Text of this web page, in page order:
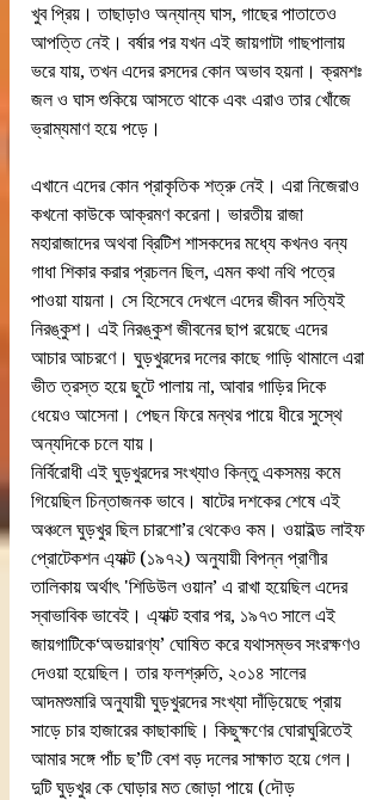
খুব প্রিয়। তাছাড়াও অন্যান্য ঘাস, গাছের পাতাতেও
আপত্তি নেই। বর্ষার পর যখন এই জায়গাটা গাছপালায়
ভরে যায়, তখন এদের রসদের কোন অভাব হয়না। ক্রমশঃ
জল ও ঘাস শুকিয়ে আসতে থাকে এবং এরাও তার খোঁজে
ভ্রাম্যমাণ হয়ে পড়ে।
এখানে এদের কোন প্রাকৃতিক শত্রু নেই। এরা নিজেরাও
কখনো কাউকে আক্রমণ করেনা। ভারতীয় রাজা
মহারাজাদের অথবা ব্রিটিশ শাসকদের মধ্যে কখনও বন্য
গাধা শিকার করার প্রচলন ছিল, এমন কথা নথি পত্রে
পাওয়া যায়না। সে হিসেবে দেখলে এদের জীবন সত্যিই
নিরঙ্কুশ। এই নিরঙ্কুশ জীবনের ছাপ রয়েছে এদের
আচার আচরণে। ঘুড়খুরদের দলের কাছে গাড়ি থামালে এরা
ভীত ত্রস্ত হয়ে ছুটে পালায় না, আবার গাড়ির দিকে
ধেয়েও আসেনা। পেছন ফিরে মন্থর পায়ে ধীরে সুস্থে
অন্যদিকে চলে যায়।
নির্বিরোধী এই ঘুড়খুরদের সংখ্যাও কিন্তু একসময় কমে
গিয়েছিল চিন্তাজনক ভাবে। ষাটের দশকের শেষে এই
অঞ্চলে ঘুড়খুর ছিল চারশো’র থেকেও কম। ওয়াইল্ড লাইফ
প্রোটেকশন এ্যাক্ট (১৯৭২) অনুযায়ী বিপন্ন প্রাণীর
তালিকায় অর্থাৎ 'শিডিউল ওয়ান’ এ রাখা হয়েছিল এদের
স্বাভাবিক ভাবেই। এ্যাক্ট হবার পর, ১৯৭৩ সালে এই
জায়গাটিকে‘অভয়ারণ্য’ ঘোষিত করে যথাসম্ভব সংরক্ষণও
দেওয়া হয়েছিল। তার ফলশ্রুতি, ২০১৪ সালের
আদমশুমারি অনুযায়ী ঘুড়খুরদের সংখ্যা দাঁড়িয়েছে প্রায়
সাড়ে চার হাজারের কাছাকাছি। কিছুক্ষণের ঘোরাঘুরিতেই
আমার সঙ্গে পাঁচ ছ’টি বেশ বড় দলের সাক্ষাত হয়ে গেল।
দুটি ঘুড়খুর কে ঘোড়ার মত জোড়া পায়ে (দৌড়